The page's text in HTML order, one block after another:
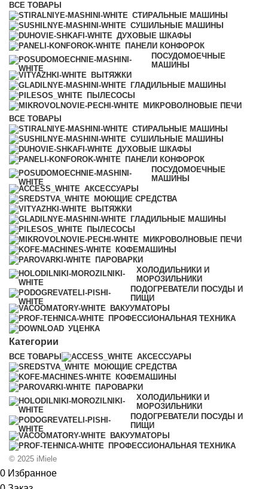
ВСЕ ТОВАРЫ
СТИРАЛЬНЫЕ МАШИНЫ
СУШИЛЬНЫЕ МАШИНЫ
ДУХОВЫЕ ШКАФЫ
ПАНЕЛИ КОНФОРОК
ПОСУДОМОЕЧНЫЕ
МАШИНЫ
ВЫТЯЖКИ
ГЛАДИЛЬНЫЕ МАШИНЫ
ПЫЛЕСОСЫ
МИКРОВОЛНОВЫЕ ПЕЧИ
ВСЕ ТОВАРЫ
СТИРАЛЬНЫЕ МАШИНЫ
СУШИЛЬНЫЕ МАШИНЫ
ДУХОВЫЕ ШКАФЫ
ПАНЕЛИ КОНФОРОК
ПОСУДОМОЕЧНЫЕ
МАШИНЫ
АКСЕССУАРЫ
МОЮЩИЕ СРЕДСТВА
ВЫТЯЖКИ
ГЛАДИЛЬНЫЕ МАШИНЫ
ПЫЛЕСОСЫ
МИКРОВОЛНОВЫЕ ПЕЧИ
КОФЕМАШИНЫ
ПАРОВАРКИ
ХОЛОДИЛЬНИКИ И
МОРОЗИЛЬНИКИ
ПОДОГРЕВАТЕЛИ ПОСУДЫ И
ПИЩИ
ВАКУУМАТОРЫ
ПРОФЕССИОНАЛЬНАЯ ТЕХНИКА
УЦЕНКА
Категории
ВСЕ ТОВАРЫ
АКСЕССУАРЫ
МОЮЩИЕ СРЕДСТВА
КОФЕМАШИНЫ
ПАРОВАРКИ
ХОЛОДИЛЬНИКИ И
МОРОЗИЛЬНИКИ
ПОДОГРЕВАТЕЛИ ПОСУДЫ И
ПИЩИ
ВАКУУМАТОРЫ
ПРОФЕССИОНАЛЬНАЯ ТЕХНИКА
© 2025 iMiele
0 Избранное